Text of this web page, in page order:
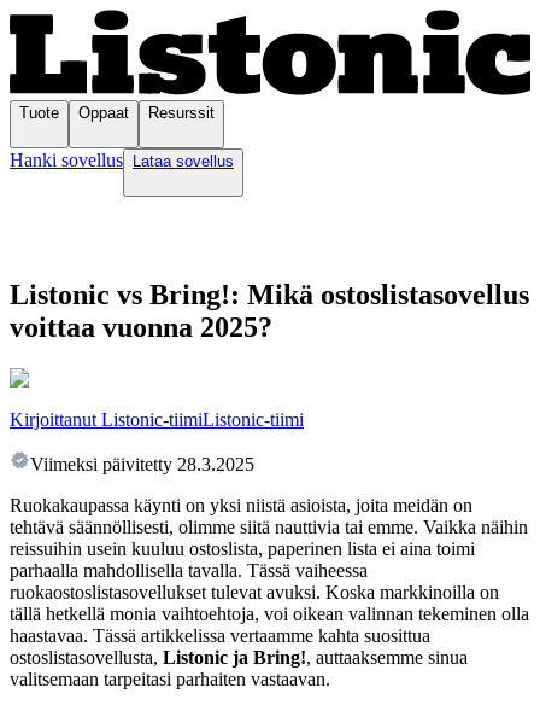
Tuote Oppaat Resurssit
Hanki sovellus Lataa sovellus
Listonic vs Bring!: Mikä ostoslistasovellus
voittaa vuonna 2025?
Kirjoittanut Listonic-tiimiListonic-tiimi
Viimeksi päivitetty 28.3.2025
Ruokakaupassa käynti on yksi niistä asioista, joita meidän on
tehtävä säännöllisesti, olimme siitä nauttivia tai emme. Vaikka näihin
reissuihin usein kuuluu ostoslista, paperinen lista ei aina toimi
parhaalla mahdollisella tavalla. Tässä vaiheessa
ruokaostoslistasovellukset tulevat avuksi. Koska markkinoilla on
tällä hetkellä monia vaihtoehtoja, voi oikean valinnan tekeminen olla
haastavaa. Tässä artikkelissa vertaamme kahta suosittua
ostoslistasovellusta, Listonic ja Bring!, auttaaksemme sinua
valitsemaan tarpeitasi parhaiten vastaavan.